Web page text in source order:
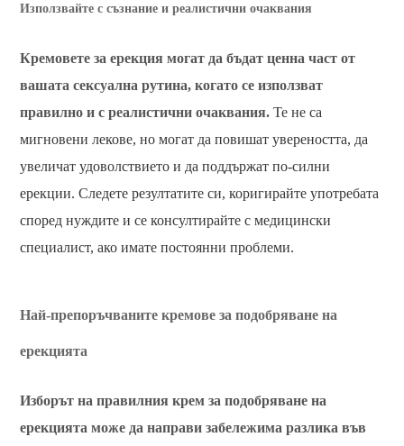
Използвайте с съзнание и реалистични очаквания
Кремовете за ерекция могат да бъдат ценна част от
вашата сексуална рутина, когато се използват
правилно и с реалистични очаквания. Те не са
мигновени лекове, но могат да повишат увереността, да
увеличат удоволствието и да поддържат по-силни
ерекции. Следете резултатите си, коригирайте употребата
според нуждите и се консултирайте с медицински
специалист, ако имате постоянни проблеми.
Най-препоръчваните кремове за подобряване на
ерекцията
Изборът на правилния крем за подобряване на
ерекцията може да направи забележима разлика във